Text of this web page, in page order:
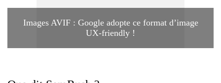
Images AVIF : Google adopte ce format d’image
UX-friendly !